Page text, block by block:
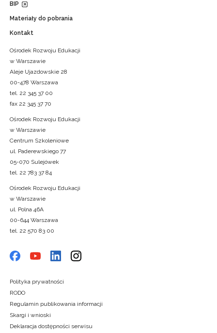
BIP
Materiały do pobrania
Kontakt
Ośrodek Rozwoju Edukacji
w Warszawie
Aleje Ujazdowskie 28
00-478 Warszawa
tel. 22 345 37 00
fax 22 345 37 70
Ośrodek Rozwoju Edukacji
w Warszawie
Centrum Szkoleniowe
ul. Paderewskiego 77
05-070 Sulejówek
tel. 22 783 37 84
Ośrodek Rozwoju Edukacji
w Warszawie
ul. Polna 46A
00-644 Warszawa
tel. 22 570 83 00
Polityka prywatności
RODO
Regulamin publikowania informacji
Skargi i wnioski
Deklaracja dostępności serwisu